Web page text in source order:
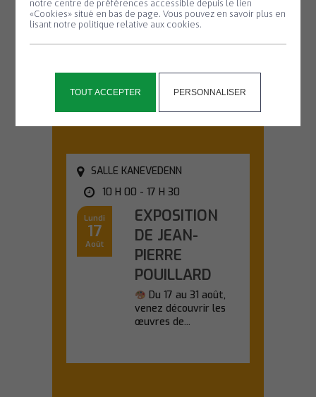
notre centre de préférences accessible depuis le lien
«Cookies» situé en bas de page. Vous pouvez en savoir plus en
lisant notre politique relative aux cookies.
TOUT ACCEPTER PERSONNALISER
#2
SALLE KANEVEDENN
10 H 00 - 17 H 30
Lundi
17
Août
EXPOSITION
DE JEAN-
PIERRE
POUILLARD
Du 17 au 31 août,
venez découvrir les
œuvres de...